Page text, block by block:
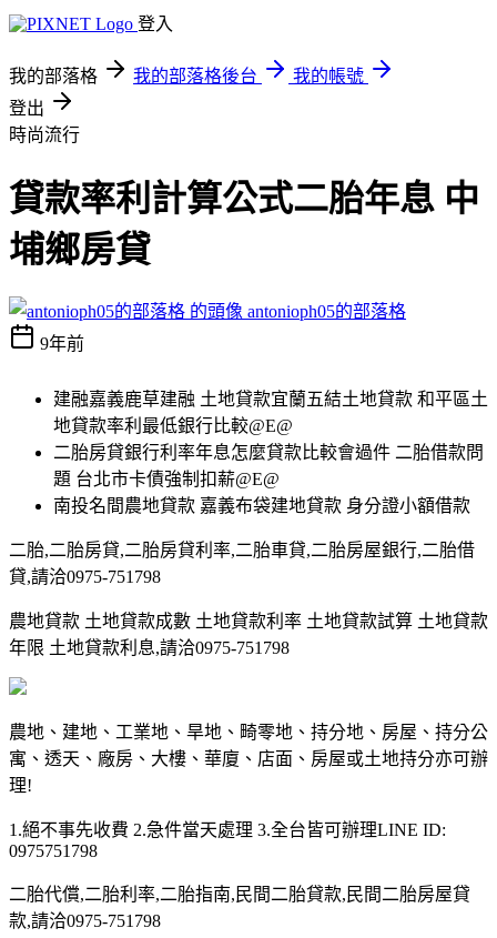
登入
我的部落格 我的部落格後台
我的帳號
登出
時尚流行
貸款率利計算公式二胎年息 中
埔鄉房貸
antonioph05的部落格
9年前
建融嘉義鹿草建融 土地貸款宜蘭五結土地貸款 和平區土
地貸款率利最低銀行比較@E@
二胎房貸銀行利率年息怎麼貸款比較會過件 二胎借款問
題 台北市卡債強制扣薪@E@
南投名間農地貸款 嘉義布袋建地貸款 身分證小額借款
二胎,二胎房貸,二胎房貸利率,二胎車貸,二胎房屋銀行,二胎借
貸,請洽0975-751798
農地貸款 土地貸款成數 土地貸款利率 土地貸款試算 土地貸款
年限 土地貸款利息,請洽0975-751798
農地、建地、工業地、旱地、畸零地、持分地、房屋、持分公
寓、透天、廠房、大樓、華廈、店面、房屋或土地持分亦可辦
理!
1.絕不事先收費 2.急件當天處理 3.全台皆可辦理LINE ID:
0975751798
二胎代償,二胎利率,二胎指南,民間二胎貸款,民間二胎房屋貸
款,請洽0975-751798